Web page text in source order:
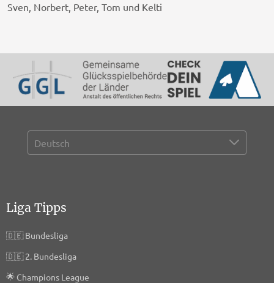
Sven, Norbert, Peter, Tom und Kelti
Liga Tipps
🇩🇪Bundesliga
🇩🇪2. Bundesliga
🌟 Champions League